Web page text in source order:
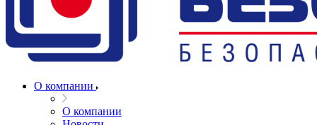
О компании
О компании